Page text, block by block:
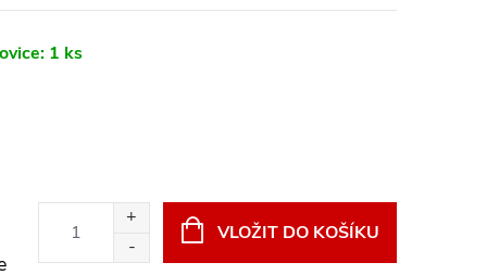
1 ks
VLOŽIT DO KOŠÍKU